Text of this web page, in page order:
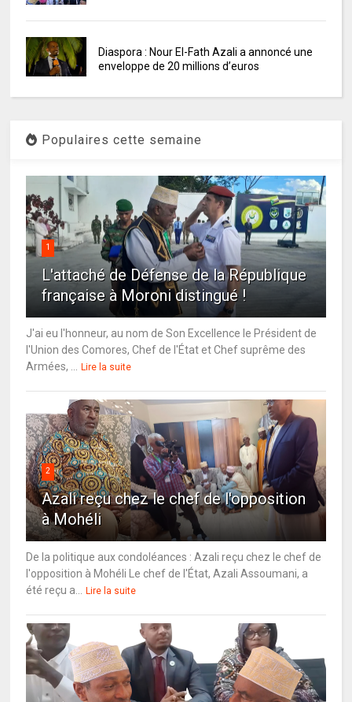
Diaspora : Nour El-Fath Azali a annoncé une
enveloppe de 20 millions d’euros
Populaires cette semaine
1
L'attaché de Défense de la République
française à Moroni distingué !
J'ai eu l'honneur, au nom de Son Excellence le Président de
l'Union des Comores, Chef de l'État et Chef suprême des
Armées, ...
Lire la suite
2
Azali reçu chez le chef de l'opposition
à Mohéli
De la politique aux condoléances : Azali reçu chez le chef de
l'opposition à Mohéli Le chef de l'État, Azali Assoumani, a
été reçu a...
Lire la suite